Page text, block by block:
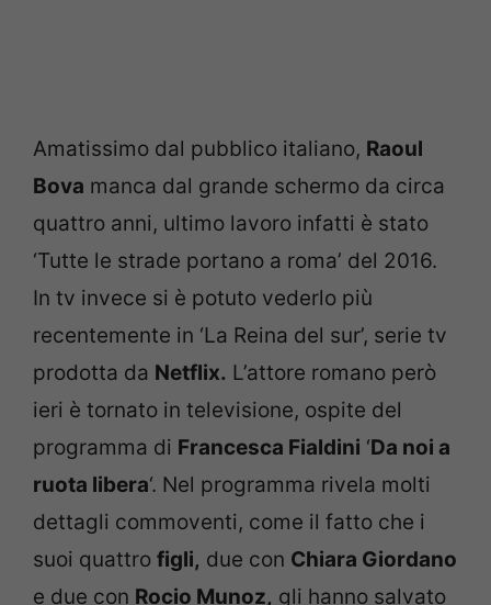
Amatissimo dal pubblico italiano, Raoul
Bova manca dal grande schermo da circa
quattro anni, ultimo lavoro infatti è stato
‘Tutte le strade portano a roma’ del 2016.
In tv invece si è potuto vederlo più
recentemente in ‘La Reina del sur’, serie tv
prodotta da Netflix. L’attore romano però
ieri è tornato in televisione, ospite del
programma di Francesca Fialdini ‘Da noi a
ruota libera‘. Nel programma rivela molti
dettagli commoventi, come il fatto che i
suoi quattro figli, due con Chiara Giordano
e due con Rocio Munoz, gli hanno salvato